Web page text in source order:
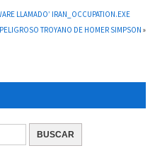
LLAMADO’ IRAN_OCCUPATION.EXE
TROYANO DE HOMER SIMPSON »